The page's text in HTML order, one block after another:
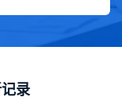
录